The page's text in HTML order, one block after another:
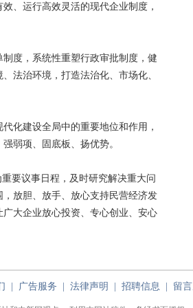
、运行高效灵活的现代企业制度，
度，系统性重塑行政审批制度，健
法治环境，打造法治化、市场化、
化建设全局中的重要地位和作用，
弱项、固底板、扬优势。
要议事日程，及时研究解决重大问
放胆、放手、放心支持民营经济发
大企业放心投资、专心创业、安心
广告服务 法律声明 招聘信息 留